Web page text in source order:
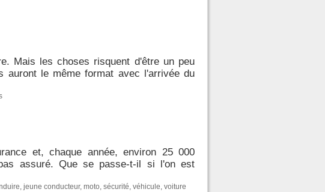
Mais les choses risquent d'être un peu
auront le même format avec l'arrivée du
et, chaque année, environ 25 000
assuré. Que se passe-t-il si l'on est
, jeune conducteur, moto, sécurité, véhicule, voiture